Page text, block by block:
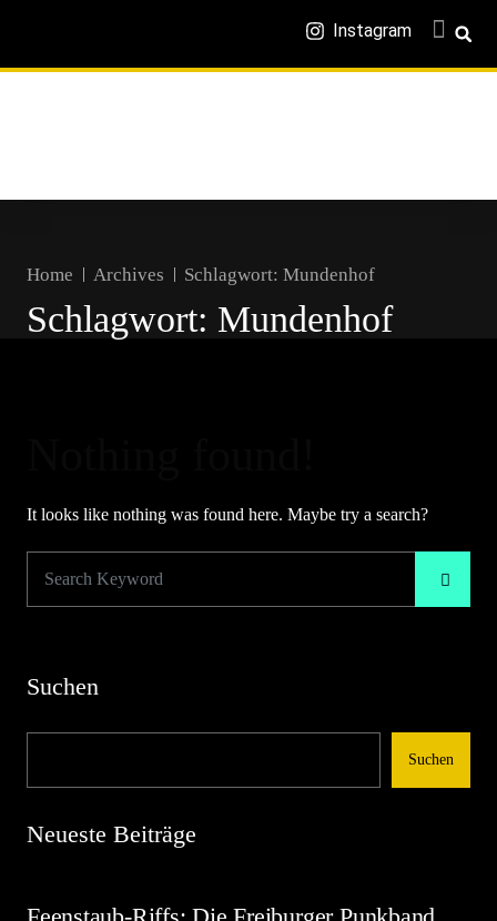
Instagram
Home Archives Schlagwort: Mundenhof
Schlagwort: Mundenhof
It looks like nothing was found here. Maybe try a search?
Suchen
Suchen
Neueste Beiträge